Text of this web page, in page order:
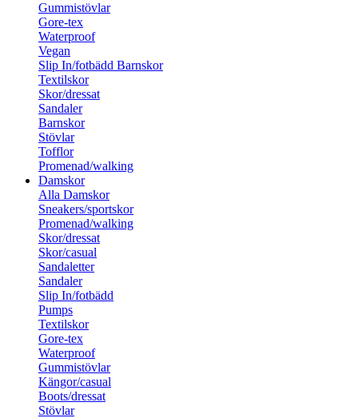
Gummistövlar
Gore-tex
Waterproof
Vegan
Slip In/fotbädd Barnskor
Textilskor
Skor/dressat
Sandaler
Barnskor
Stövlar
Tofflor
Promenad/walking
Damskor
Alla Damskor
Sneakers/sportskor
Promenad/walking
Skor/dressat
Skor/casual
Sandaletter
Sandaler
Slip In/fotbädd
Pumps
Textilskor
Gore-tex
Waterproof
Gummistövlar
Kängor/casual
Boots/dressat
Stövlar